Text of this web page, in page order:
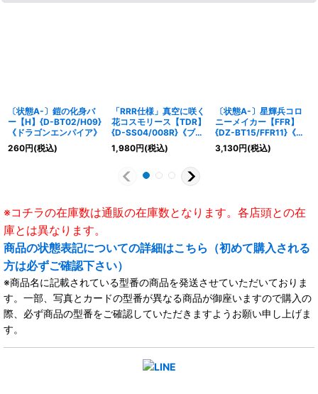
〔状態A-〕鎧の化身バ
ー【H】{D-BT02/H09}
《ドラゴンエンパイア》
260円(税込)
「RRR仕様」真空に咲く
花コスモリース【TDR】
{D-SS04/008R}《ブラ
ントゲート》
1,980円(税込)
〔状態A-〕星輝兵コロ
ニーメイカー【FFR】
{DZ-BT15/FFR11}《ブ
ラントゲート》
3,130円(税込)
※コチラの在庫数は通販の在庫数となります。各店頭との在
庫とは異なります。
商品の状態表記についての詳細はこちら（初めて購入される
方は必ずご確認下さい）
※商品名に記載されている型番の商品を発送させていただいておりま
す。一部、写真とカードの型番が異なる商品が御座いますので購入の
際、必ず商品の型番をご確認していただきますようお願い申し上げま
す。